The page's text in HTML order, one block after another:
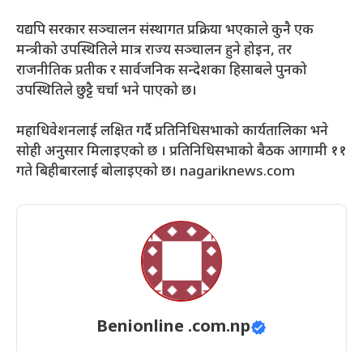
यद्यपि सरकार सञ्चालन संस्थागत प्रक्रिया भएकाले कुनै एक
मन्त्रीको उपस्थितिले मात्र राज्य सञ्चालन हुने होइन, तर
राजनीतिक प्रतीक र सार्वजनिक सन्देशका हिसाबले पुनको
उपस्थितिले छुट्टै चर्चा भने पाएको छ।
महाधिवेशनलाई लक्षित गर्दै प्रतिनिधिसभाको कार्यतालिका भने
सोही अनुसार मिलाइएको छ । प्रतिनिधिसभाको बैठक आगामी ११
गते बिहीबारलाई बोलाइएको छ। nagariknews.com
Benionline .com.np